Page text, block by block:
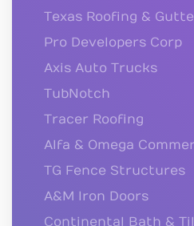
Texas Roofing &
Pro Developers Corp
Axis Auto Trucks
TubNotch
Tracer Roofing
Alfa & Omega
TG Fence Structures
A&M Iron Doors
Continental Bath &